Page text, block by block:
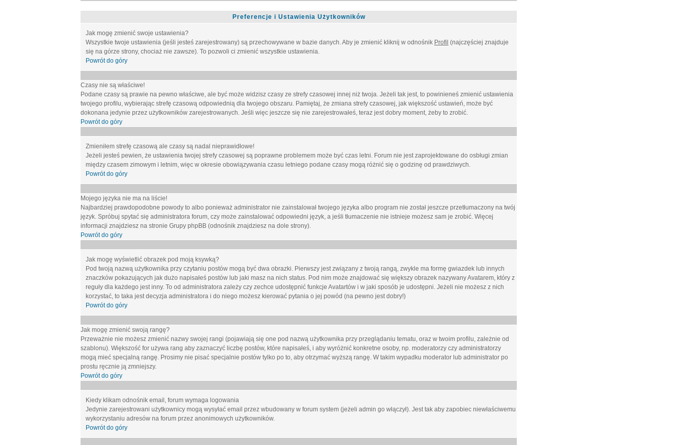
Preferencje i Ustawienia Użytkowników
Jak mogę zmienić swoje ustawienia?
Wszystkie twoje ustawienia (jeśli jesteś zarejestrowany) są przechowywane w bazie danych. Aby je zmienić kliknij w odnośnik Profil (najczęściej znajduje
się na górze strony, chociaż nie zawsze). To pozwoli ci zmienić wszystkie ustawienia.
Powrót do góry
Czasy nie są właściwe!
Podane czasy są prawie na pewno właściwe, ale być może widzisz czasy ze strefy czasowej innej niż twoja. Jeżeli tak jest, to powinieneś zmienić ustawienia
twojego profilu, wybierając strefę czasową odpowiednią dla twojego obszaru. Pamiętaj, że zmiana strefy czasowej, jak większość ustawień, może być
dokonana jedynie przez użytkowników zarejestrowanych. Jeśli więc jeszcze się nie zarejestrowałeś, teraz jest dobry moment, żeby to zrobić.
Powrót do góry
Zmieniłem strefę czasową ale czasy są nadal nieprawidłowe!
Jeżeli jesteś pewien, że ustawienia twojej strefy czasowej są poprawne problemem może być czas letni. Forum nie jest zaprojektowane do osbługi zmian
między czasem zimowym i letnim, więc w okresie obowiązywania czasu letniego podane czasy mogą różnić się o godzinę od prawdziwych.
Powrót do góry
Mojego języka nie ma na liście!
Najbardziej prawdopodobne powody to albo ponieważ administrator nie zainstalował twojego języka albo program nie został jeszcze przetłumaczony na twój
język. Spróbuj spytać się administratora forum, czy może zainstalować odpowiedni język, a jeśli tłumaczenie nie istnieje możesz sam je zrobić. Więcej
informacji znajdziesz na stronie Grupy phpBB (odnośnik znajdziesz na dole strony).
Powrót do góry
Jak mogę wyświetlić obrazek pod moją ksywką?
Pod twoją nazwą użytkownika przy czytaniu postów mogą być dwa obrazki. Pierwszy jest związany z twoją rangą, zwykle ma formę gwiazdek lub innych
znaczków pokazujących jak dużo napisałeś postów lub jaki masz na nich status. Pod nim może znajdować się większy obrazek nazywany Avatarem, który z
reguły dla każdego jest inny. To od administratora zależy czy zechce udostępnić funkcje Avatartów i w jaki sposób je udostępni. Jeżeli nie możesz z nich
korzystać, to taka jest decyzja administratora i do niego możesz kierować pytania o jej powód (na pewno jest dobry!)
Powrót do góry
Jak mogę zmienić swoją rangę?
Przeważnie nie możesz zmienić nazwy swojej rangi (pojawiają się one pod nazwą użytkownika przy przeglądaniu tematu, oraz w twoim profilu, zależnie od
szablonu). Większość for używa rang aby zaznaczyć liczbę postów, które napisałeś, i aby wyróżnić konkretne osoby, np. moderatorzy czy administratorzy
mogą mieć specjalną rangę. Prosimy nie pisać specjalnie postów tylko po to, aby otrzymać wyższą rangę. W takim wypadku moderator lub administrator po
prostu ręcznie ją zmniejszy.
Powrót do góry
Kiedy klikam odnośnik email, forum wymaga logowania
Jedynie zarejestrowani użytkownicy mogą wysyłać email przez wbudowany w forum system (jeżeli admin go włączył). Jest tak aby zapobiec niewłaściwemu
wykorzystaniu adresów na forum przez anonimowych użytkowników.
Powrót do góry